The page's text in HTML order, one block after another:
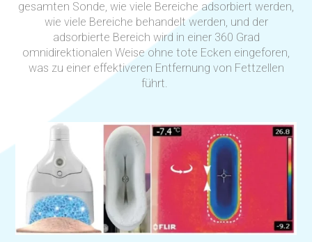
gesamten Sonde, wie viele Bereiche adsorbiert werden,
wie viele Bereiche behandelt werden, und der
adsorbierte Bereich wird in einer 360 Grad
omnidirektionalen Weise ohne tote Ecken eingeforen,
was zu einer effektiveren Entfernung von Fettzellen
führt.